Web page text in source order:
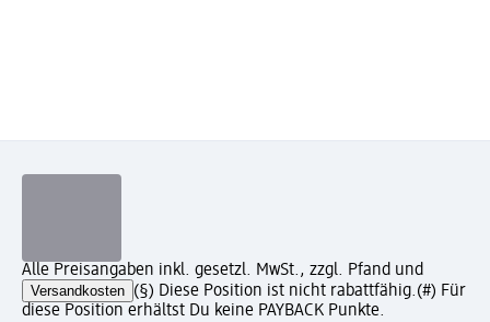
Alle Preisangaben inkl. gesetzl. MwSt., zzgl. Pfand und
Versandkosten (§) Diese Position ist nicht rabattfähig.(#) Für
diese Position erhältst Du keine PAYBACK Punkte.